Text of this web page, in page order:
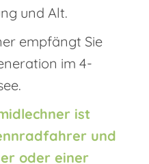
und Alt.
empfängt Sie
im 4-
ist
und
oder einer